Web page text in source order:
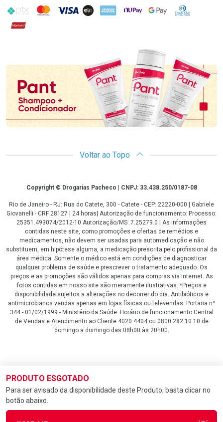
PRODUTO ESGOTADO
Para ser avisado da disponibilidade deste Produto, basta clicar no
botão abaixo.
PIX MasterCard
VISA ELO AMEX NuPay Google PayDiners Club
Hipercard
Promoção em Destaque
Voltar ao Topo
CopyrightCopyright © Drogarias Pacheco | CNPJ: 33.438.250/0187-08
Rio de Janeiro - RJ: Rua do Catete, 300 - Catete - CEP: 22220-000 | Gabriele
Giovanelli - CRF 28127 | 24 horas| Autorização de funcionamento: Processo:
25351.493074/2012-10 Autorização/MS: 7.25279.0 | As informações
contidas neste site, como promoções e ofertas de remédios e
medicamentos, não devem ser usadas para automedicação e não
substituem, em hipótese alguma, a medicação prescrita pelo profissional da
área médica. Somente o médico está em condições de diagnosticar
qualquer problema de saúde e prescrever o tratamento adequado. Os
preços e as promoções são válidos apenas para compras via internet. As
fotos contidas em nosso site são meramente ilustrativas. *Preços e
disponibilidade sujeitos a alterações no decorrer do dia. Antibióticos e
antimicrobianos vendas apenas em lojas físicas ou televendas. Portaria nº
344 - 01/02/1999 - Ministério da Saúde. Horário de funcionamento Central
de Vendas e Atendimento ao Cliente 4020 4404 ou 0800 282 10 10 de
domingo a domingo das 08h00 às 20h00.